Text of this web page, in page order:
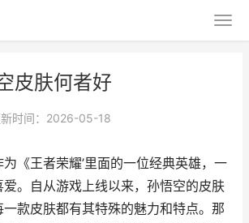
皮肤何者好
时间：2026-05-18
《王者荣耀’里面的一位经典英雄，一
。自从游戏上线以来，孙悟空的皮肤
款皮肤都有其特殊的魅力和特点。那